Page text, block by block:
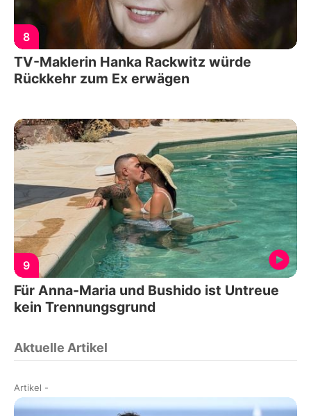
8
TV-Maklerin Hanka Rackwitz würde
Rückkehr zum Ex erwägen
9
Für Anna-Maria und Bushido ist Untreue
kein Trennungsgrund
Aktuelle Artikel
Artikel -